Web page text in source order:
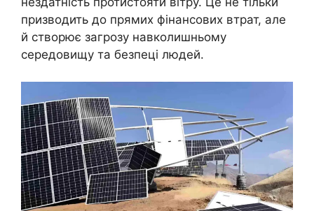
призводить до прямих фінансових втрат, але
й створює загрозу навколишньому
середовищу та безпеці людей.